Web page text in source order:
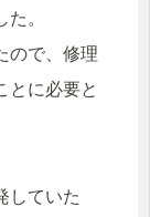
。
ので、修理
とに必要と
していた